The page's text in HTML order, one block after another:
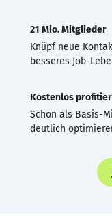
21 Mio. Mitglieder
Knüpf neue
besseres Job-
Kostenlos
Schon als Basis-
deutlich